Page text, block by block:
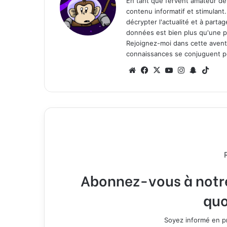
contenu informatif et
décrypter l'actualité et à
données est bien plus qu'une
Rejoignez-moi dans cette
connaissances se conjuguent
We
te
Fa
bo
ok
X
Yo
ub
e
Ins
ra
m
Sn
ch
at
k
Abonnez-vous à
Soyez informé en